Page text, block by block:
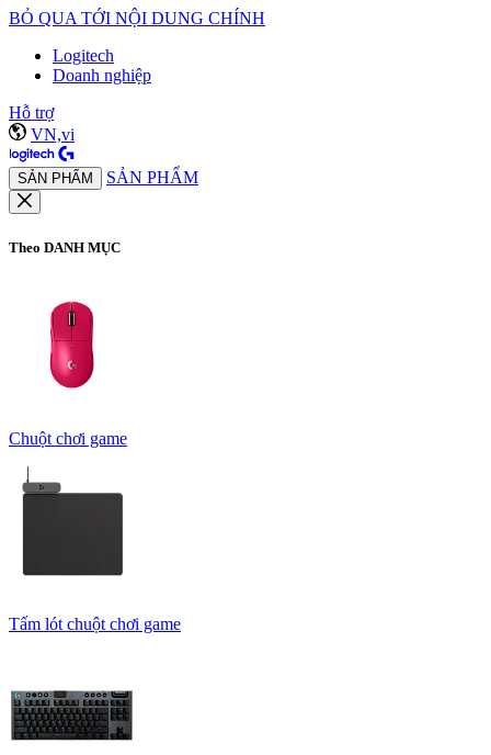
BỎ QUA TỚI NỘI DUNG CHÍNH
Logitech
Doanh nghiệp
Hỗ trợ
VN,vi
SẢN PHẨM SẢN PHẨM
Theo DANH MỤC
Chuột chơi game
Tấm lót chuột chơi game